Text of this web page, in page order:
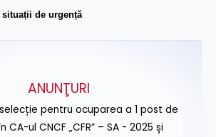
de urgență
ANUNŢURI
pentru ocuparea a 1 post de
CA-ul CNCF „CFR” – SA - 2025 și